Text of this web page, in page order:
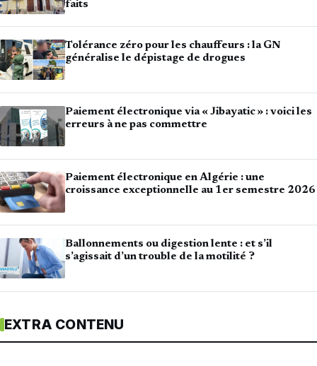
faits
Tolérance zéro pour les chauffeurs : la GN
généralise le dépistage de drogues
Paiement électronique via « Jibayatic » : voici les
erreurs à ne pas commettre
Paiement électronique en Algérie : une
croissance exceptionnelle au 1er semestre 2026
Ballonnements ou digestion lente : et s’il
s’agissait d’un trouble de la motilité ?
EXTRA CONTENU